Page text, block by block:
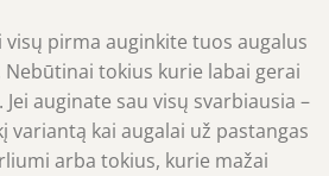
visų pirma auginkite tuos augalus
Nebūtinai tokius kurie labai gerai
auginate sau visų svarbiausia –
variantą kai augalai už pastangas
arba tokius, kurie mažai